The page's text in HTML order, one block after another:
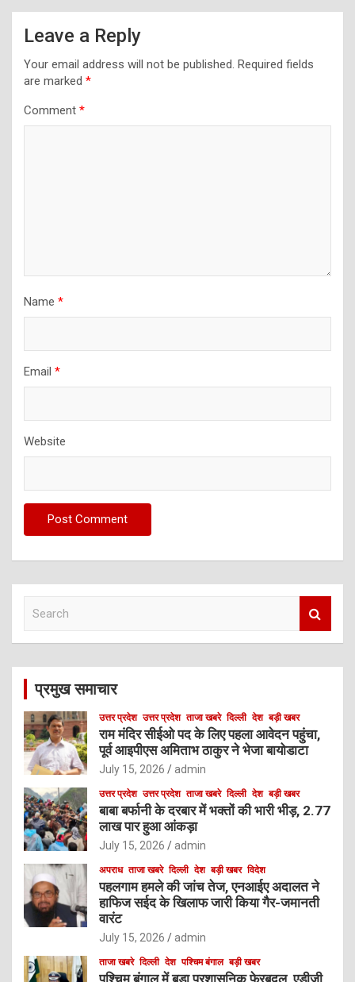
Leave a Reply
Your email address will not be published. Required fields
are marked *
Comment *
Name *
Email *
Website
c
प्रमुख समाचार
उत्तर प्रदेश उत्तर प्रदेश ताजा खबरे दिल्ली देश बड़ी खबर
राम मंदिर सीईओ पद के लिए पहला आवेदन पहुंचा,
पूर्व आइपीएस अमिताभ ठाकुर ने भेजा बायोडाटा
July 15, 2026 admin
उत्तर प्रदेश उत्तर प्रदेश ताजा खबरे दिल्ली देश बड़ी खबर
बाबा बर्फानी के दरबार में भक्तों की भारी भीड़, 2.77
लाख पार हुआ आंकड़ा
July 15, 2026 admin
अपराध ताजा खबरे दिल्ली देश बड़ी खबर विदेश
पहलगाम हमले की जांच तेज, एनआईए अदालत ने
हाफिज सईद के खिलाफ जारी किया गैर-जमानती
वारंट
July 15, 2026 admin
ताजा खबरे दिल्ली देश पश्चिम बंगाल बड़ी खबर